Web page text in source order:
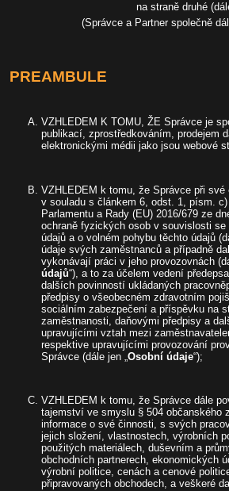
na straně druhé
(Správce a Partner společně
PREAMBULE
VZHLEDEM K TOMU, ŽE Správce je
publikací, zprostředkováním, prodejem
elektronickými médii jako jsou webové
VZHLEDEM k tomu, že Správce při své
v souladu s článkem 6, odst. 1, písm.
Parlamentu a Rady (EU) 2016/679 ze
ochraně fyzických osob v souvislosti
údajů a o volném pohybu těchto údajů
údaje svých zaměstnanců a případně
vykonávají práci v jeho provozovnách
údajů“), a to za účelem vedení
dalších povinností ukládaných
předpisy o všeobecném zdravotním
sociálním zabezpečení a příspěvku na
zaměstnanosti, daňovými předpisy a
upravujícími vztah mezi
respektive upravujícími provozování
Správce (dále jen „ Osobní údaje“);
VZHLEDEM k tomu, že Správce dále
tajemství ve smyslu § 504 občanského
informace o své činnosti, s svých
jejich složení, vlastnostech, výrobních
použitých materiálech, duševním a
obchodních partnerech, ekonomických
výrobní politice, cenách a cenové
připravovaných obchodech, a veškeré